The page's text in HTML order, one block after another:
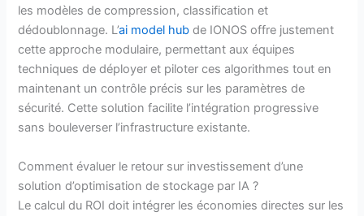
les modèles de compression, classification et
dédoublonnage. L’ai model hub de IONOS offre justement
cette approche modulaire, permettant aux équipes
techniques de déployer et piloter ces algorithmes tout en
maintenant un contrôle précis sur les paramètres de
sécurité. Cette solution facilite l’intégration progressive
sans bouleverser l’infrastructure existante.
Comment évaluer le retour sur investissement d’une
solution d’optimisation de stockage par IA ?
Le calcul du ROI doit intégrer les économies directes sur les